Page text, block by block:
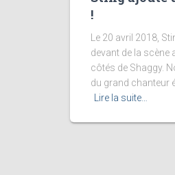
!
Le 20 avril 2018,
devant de la scène
côtés de Shaggy.
du grand chanteur
Lire la suite…